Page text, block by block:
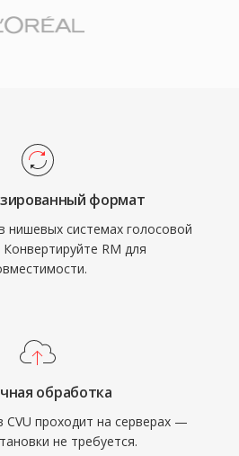
формат
нишевых системах голосовой
RM для
обработка
CVU проходит на серверах —
не требуется.